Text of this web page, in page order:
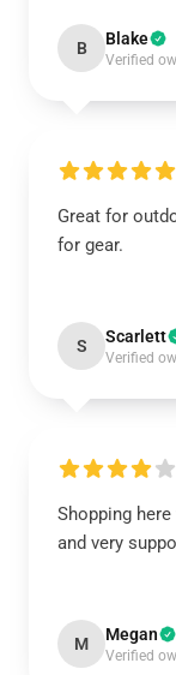
B Blake
Verified
Great for
for gear.
S Scarlett
Verified
Shopping
and very
M Megan
Verified